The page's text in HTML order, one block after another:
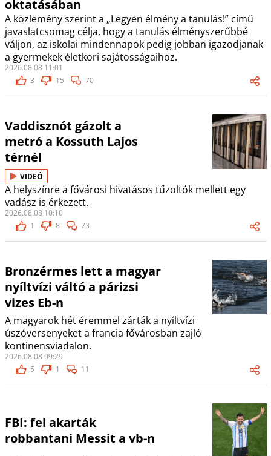
oktatásában
A közlemény szerint a „Legyen élmény a tanulás!” című
javaslatcsomag célja, hogy a tanulás élményszerűbbé
váljon, az iskolai mindennapok pedig jobban igazodjanak
a gyermekek életkori sajátosságaihoz.
2026.08.08 11:01
3
15 70
Vaddisznót gázolt a
metró a Kossuth Lajos
térnél
VIDEÓ
A helyszínre a fővárosi hivatásos tűzoltók mellett egy
vadász is érkezett.
2026.08.08 10:10
1
8 73
Bronzérmes lett a magyar
nyíltvízi váltó a párizsi
vizes Eb-n
A magyarok hét éremmel zárták a nyíltvízi
úszóversenyeket a francia fővárosban zajló
kontinensviadalon.
2026.08.08 09:29
5
1 11
FBI: fel akarták
robbantani Messit a vb-n